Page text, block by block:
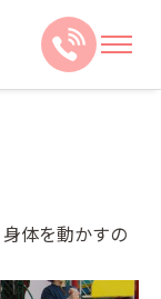
体を動かすの